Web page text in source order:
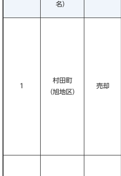
名）
1
村田町
（旭地区）
売却